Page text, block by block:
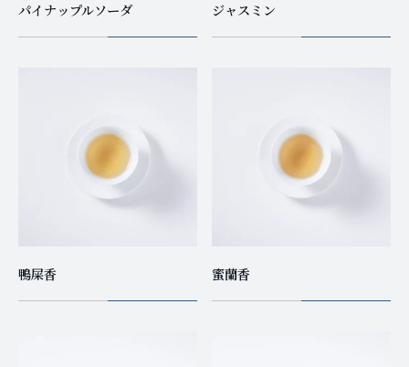
パイナップルソーダ ジャスミン
鴨屎香 蜜蘭香